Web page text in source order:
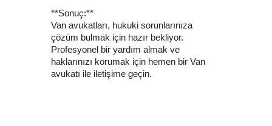
**Sonuç:**
Van avukatları, hukuki sorunlarınıza
çözüm bulmak için hazır bekliyor.
Profesyonel bir yardım almak ve
haklarınızı korumak için hemen bir Van
avukatı ile iletişime geçin.